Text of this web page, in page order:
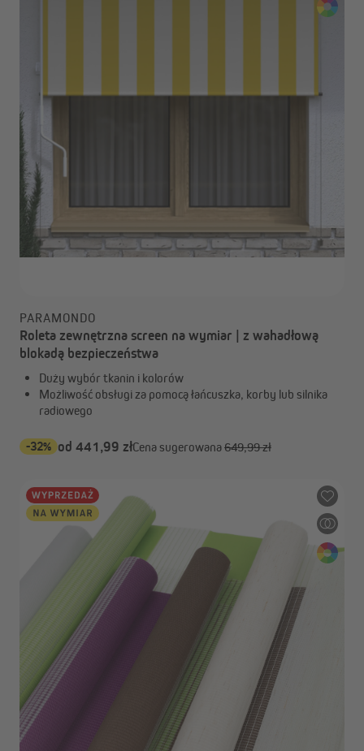
PARAMONDO
Roleta zewnętrzna screen na wymiar | z wahadłową
blokadą bezpieczeństwa
Duży wybór tkanin i kolorów
Możliwość obsługi za pomocą łańcuszka, korby lub silnika
radiowego
-32% od 441,99 złCena sugerowana649,99 zł